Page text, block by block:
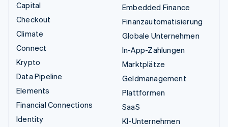
Capital
Checkout
Climate
Connect
Krypto
Data Pipeline
Elements
Financial Connections
Identity
Embedded Finance
Finanzautomatisierung
Globale Unternehmen
In-App-Zahlungen
Marktplätze
Geldmanagement
Plattformen
SaaS
KI-Unternehmen